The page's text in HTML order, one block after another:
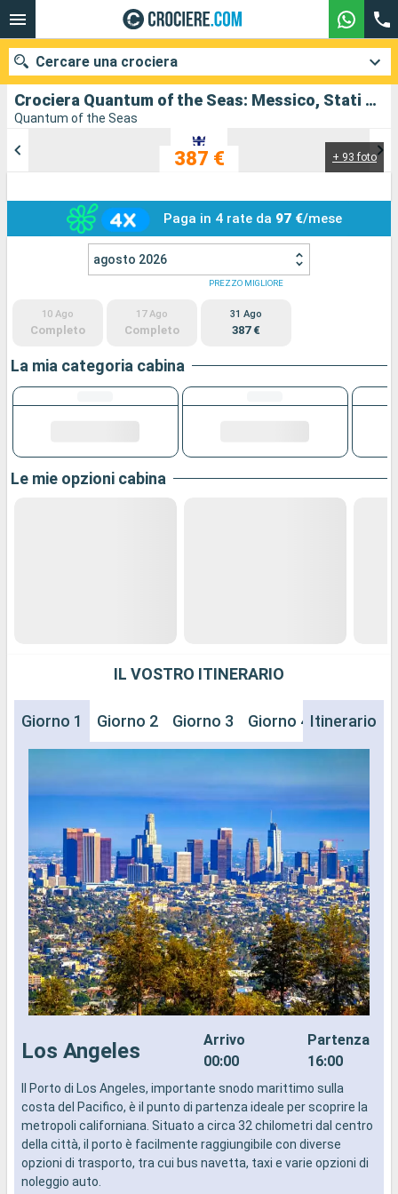
Crociera Quantum of the Seas: Messico, Stati uniti in partenza da Los Angeles
Quantum of the Seas
+ 93 foto
387 €
Paga in 4 rate da 97 €/mese
agosto 2026
10 Ago
Completo
17 Ago
Completo
PREZZO MIGLIORE
31 Ago
387 €
La mia categoria cabina
Le mie opzioni cabina
IL VOSTRO ITINERARIO
Giorno 1 Giorno 2 Giorno 3 Giorno 4 Giorno 5
Itinerario
Los Angeles
Arrivo
00:00
Partenza
16:00
Il Porto di Los Angeles, importante snodo marittimo sulla
costa del Pacifico, è il punto di partenza ideale per scoprire la
metropoli californiana. Situato a circa 32 chilometri dal centro
della città, il porto è facilmente raggiungibile con diverse
opzioni di trasporto, tra cui bus navetta, taxi e varie opzioni di
noleggio auto.
Cercare una crociera
Mesi di partenza
Porti Compagnie
Ricerca